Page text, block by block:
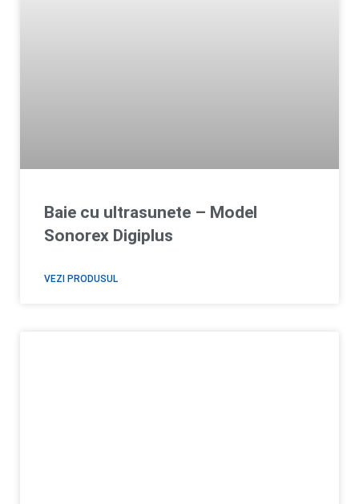
Baie cu ultrasunete – Model
Sonorex Digiplus
VEZI PRODUSUL